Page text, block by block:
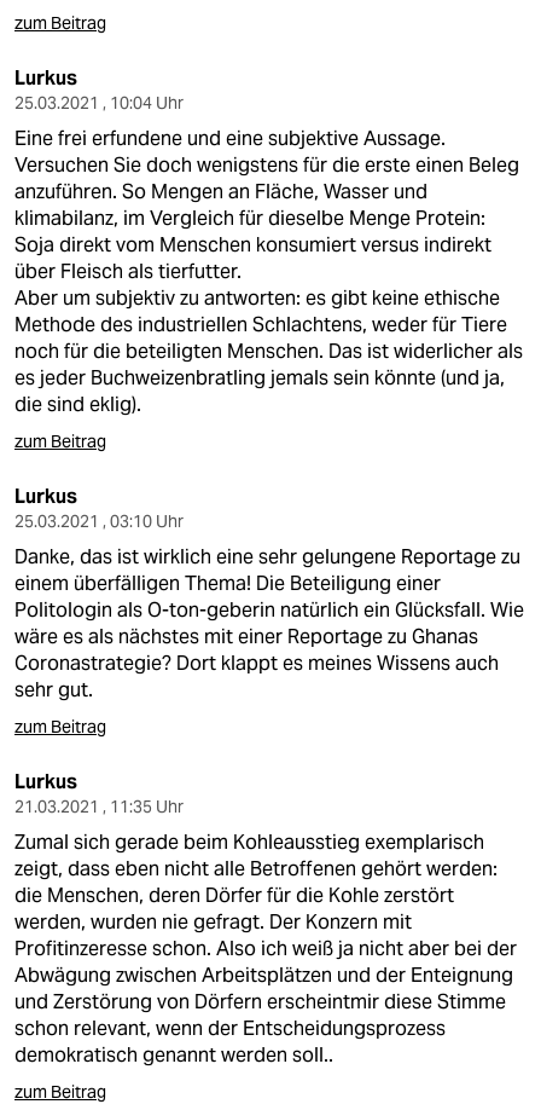
zum Beitrag
Lurkus
25.03.2021 , 10:04 Uhr
Eine frei erfundene und eine subjektive Aussage.
Versuchen Sie doch wenigstens für die erste einen Beleg
anzuführen. So Mengen an Fläche, Wasser und
klimabilanz, im Vergleich für dieselbe Menge Protein:
Soja direkt vom Menschen konsumiert versus indirekt
über Fleisch als tierfutter.
Aber um subjektiv zu antworten: es gibt keine ethische
Methode des industriellen Schlachtens, weder für Tiere
noch für die beteiligten Menschen. Das ist widerlicher als
es jeder Buchweizenbratling jemals sein könnte (und ja,
die sind eklig).
zum Beitrag
Lurkus
25.03.2021 , 03:10 Uhr
Danke, das ist wirklich eine sehr gelungene Reportage zu
einem überfälligen Thema! Die Beteiligung einer
Politologin als O-ton-geberin natürlich ein Glücksfall. Wie
wäre es als nächstes mit einer Reportage zu Ghanas
Coronastrategie? Dort klappt es meines Wissens auch
sehr gut.
zum Beitrag
Lurkus
21.03.2021 , 11:35 Uhr
Zumal sich gerade beim Kohleausstieg exemplarisch
zeigt, dass eben nicht alle Betroffenen gehört werden:
die Menschen, deren Dörfer für die Kohle zerstört
werden, wurden nie gefragt. Der Konzern mit
Profitinzeresse schon. Also ich weiß ja nicht aber bei der
Abwägung zwischen Arbeitsplätzen und der Enteignung
und Zerstörung von Dörfern erscheintmir diese Stimme
schon relevant, wenn der Entscheidungsprozess
demokratisch genannt werden soll..
zum Beitrag